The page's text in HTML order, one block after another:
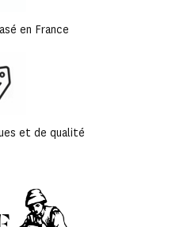
en France
et de qualité